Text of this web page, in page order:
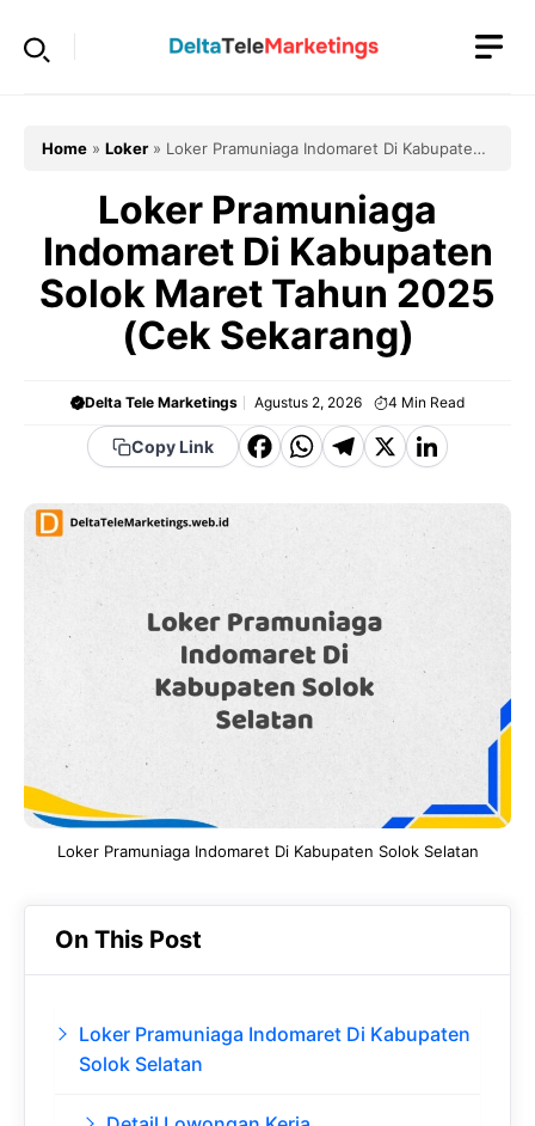
Home » Loker » Loker Pramuniaga Indomaret Di Kabupaten
Loker Pramuniaga
Indomaret Di Kabupaten
Solok Maret Tahun 2025
(Cek Sekarang)
Delta Tele Marketings Agustus 2, 2026 4 Min Read
Copy Link
F
e
o
o
k
W
a
t
A
p
p
T
g
r
a
m
X Li
k
e
Loker Pramuniaga Indomaret Di Kabupaten Solok Selatan
On This Post
Loker Pramuniaga Indomaret Di Kabupaten
Solok Selatan